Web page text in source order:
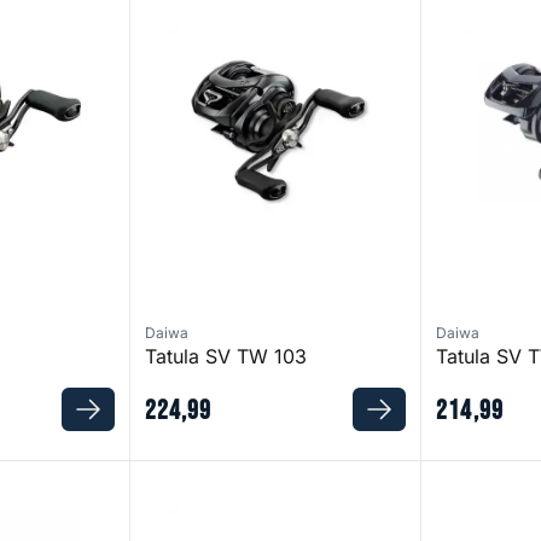
Daiwa
Tatula SV TW 103
224,99
Daiwa
Tatula SV
214,99